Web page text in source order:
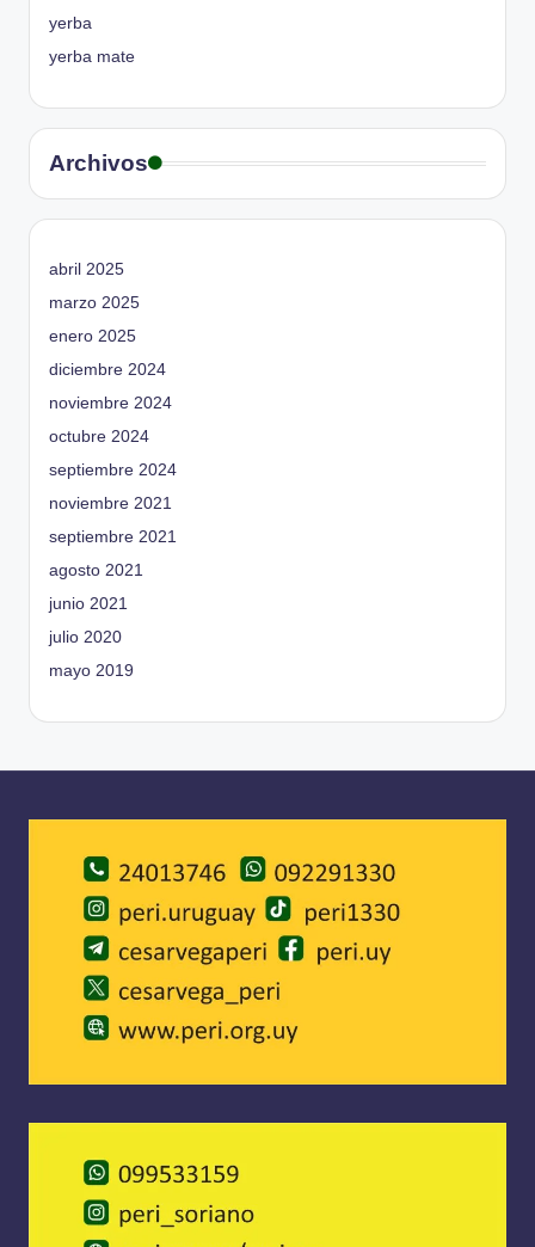
yerba
yerba mate
Archivos
abril 2025
marzo 2025
enero 2025
diciembre 2024
noviembre 2024
octubre 2024
septiembre 2024
noviembre 2021
septiembre 2021
agosto 2021
junio 2021
julio 2020
mayo 2019